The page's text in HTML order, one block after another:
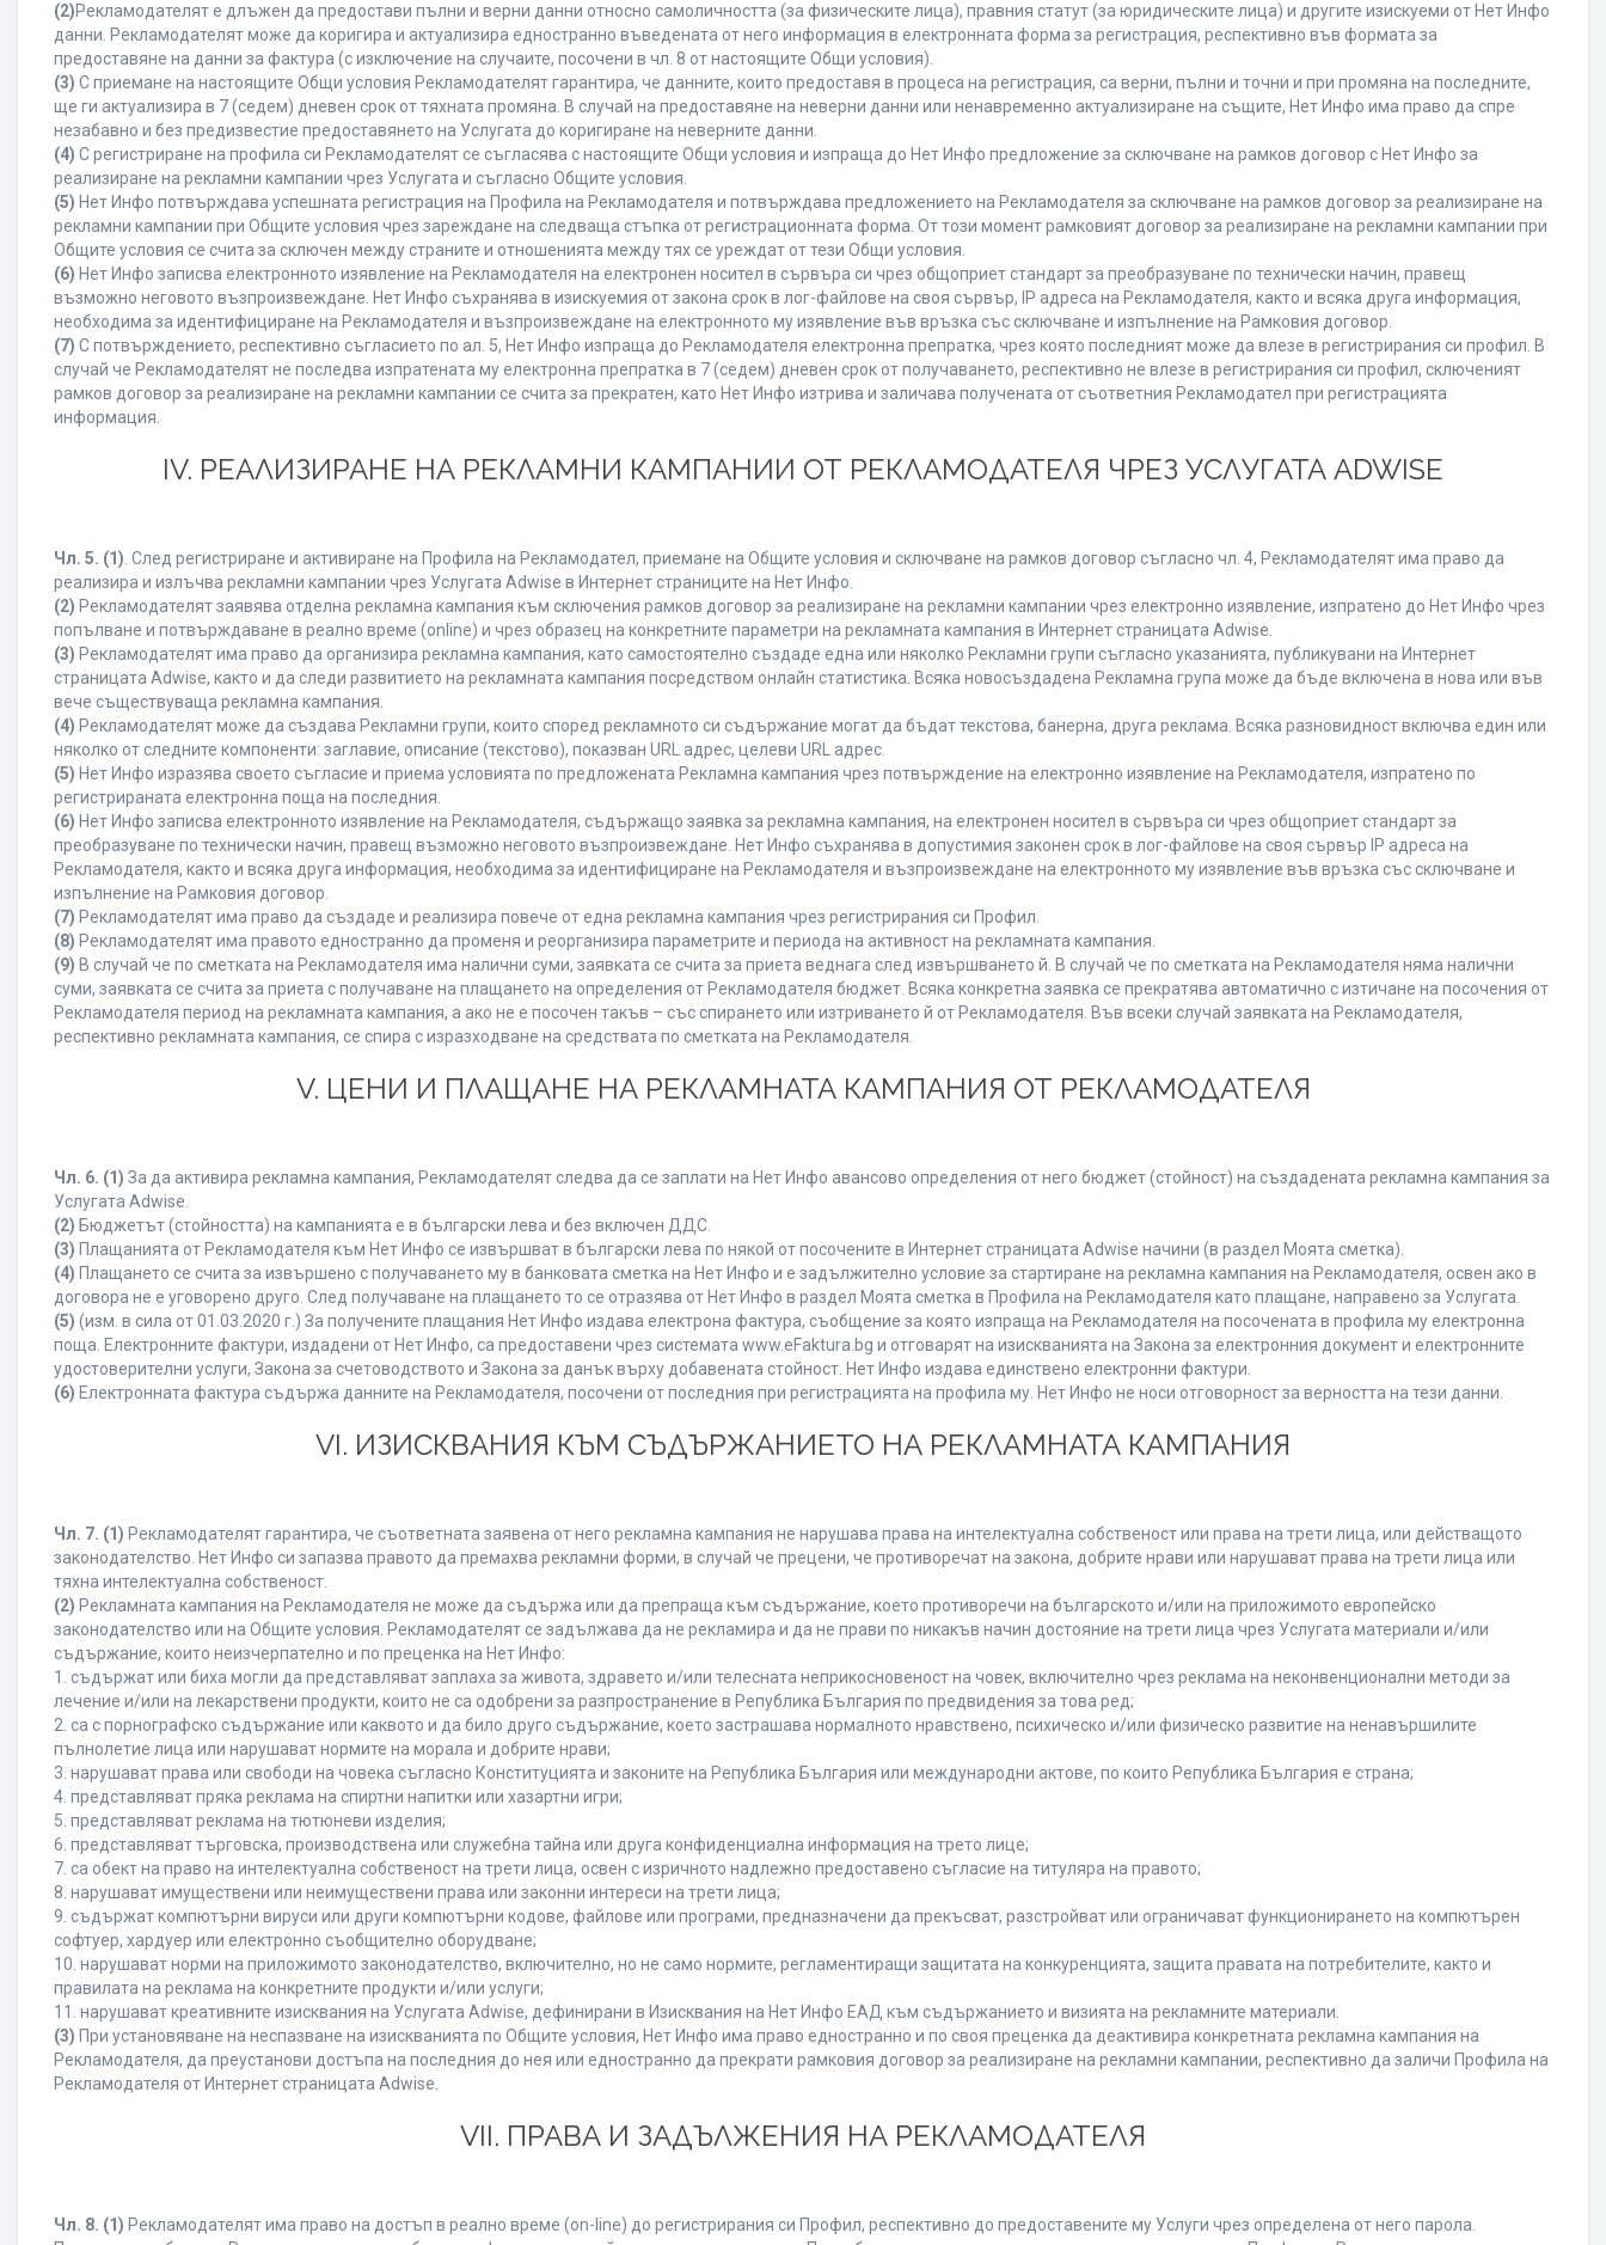
(2)Рекламодателят е длъжен да предостави пълни и верни данни относно самоличността (за физическите лица), правния статут (за юридическите лица) и другите изискуеми от Нет Инфо
данни. Рекламодателят може да коригира и актуализира едностранно въведената от него информация в електронната форма за регистрация, респективно във формата за
предоставяне на данни за фактура (с изключение на случаите, посочени в чл. 8 от настоящите Общи условия).
(3) С приемане на настоящите Общи условия Рекламодателят гарантира, че данните, които предоставя в процеса на регистрация, са верни, пълни и точни и при промяна на последните,
ще ги актуализира в 7 (седем) дневен срок от тяхната промяна. В случай на предоставяне на неверни данни или ненавременно актуализиране на същите, Нет Инфо има право да спре
незабавно и без предизвестие предоставянето на Услугата до коригиране на неверните данни.
(4) С регистриране на профила си Рекламодателят се съгласява с настоящите Общи условия и изпраща до Нет Инфо предложение за сключване на рамков договор с Нет Инфо за
реализиране на рекламни кампании чрез Услугата и съгласно Общите условия.
(5) Нет Инфо потвърждава успешната регистрация на Профила на Рекламодателя и потвърждава предложението на Рекламодателя за сключване на рамков договор за реализиране на
рекламни кампании при Общите условия чрез зареждане на следваща стъпка от регистрационната форма. От този момент рамковият договор за реализиране на рекламни кампании при
Общите условия се счита за сключен между страните и отношенията между тях се уреждат от тези Общи условия.
(6) Нет Инфо записва електронното изявление на Рекламодателя на електронен носител в сървъра си чрез общоприет стандарт за преобразуване по технически начин, правещ
възможно неговото възпроизвеждане. Нет Инфо съхранява в изискуемия от закона срок в лог-файлове на своя сървър, IP адреса на Рекламодателя, както и всяка друга информация,
необходима за идентифициране на Рекламодателя и възпроизвеждане на електронното му изявление във връзка със сключване и изпълнение на Рамковия договор.
(7) С потвърждението, респективно съгласието по ал. 5, Нет Инфо изпраща до Рекламодателя електронна препратка, чрез която последният може да влезе в регистрирания си профил. В
случай че Рекламодателят не последва изпратената му електронна препратка в 7 (седем) дневен срок от получаването, респективно не влезе в регистрирания си профил, сключеният
рамков договор за реализиране на рекламни кампании се счита за прекратен, като Нет Инфо изтрива и заличава получената от съответния Рекламодател при регистрацията
информация.
IV. РЕАЛИЗИРАНЕ НА РЕКЛАМНИ КАМПАНИИ ОТ РЕКЛАМОДАТЕЛЯ ЧРЕЗ УСЛУГАТА ADWISE
Чл. 5. (1) . След регистриране и активиране на Профила на Рекламодател, приемане на Общите условия и сключване на рамков договор съгласно чл. 4, Рекламодателят има право да
реализира и излъчва рекламни кампании чрез Услугата Adwise в Интернет страниците на Нет Инфо.
(2) Рекламодателят заявява отделна рекламна кампания към сключения рамков договор за реализиране на рекламни кампании чрез електронно изявление, изпратено до Нет Инфо чрез
попълване и потвърждаване в реално време (online) и чрез образец на конкретните параметри на рекламната кампания в Интернет страницата Adwise.
(3) Рекламодателят има право да организира рекламна кампания, като самостоятелно създаде една или няколко Рекламни групи съгласно указанията, публикувани на Интернет
страницата Adwise, както и да следи развитието на рекламната кампания посредством онлайн статистика. Всяка новосъздадена Рекламна група може да бъде включена в нова или във
вече съществуваща рекламна кампания.
(4) Рекламодателят може да създава Рекламни групи, които според рекламното си съдържание могат да бъдат текстова, банерна, друга реклама. Всяка разновидност включва един или
няколко от следните компоненти: заглавие, описание (текстово), показван URL адрес, целеви URL адрес.
(5) Нет Инфо изразява своето съгласие и приема условията по предложената Рекламна кампания чрез потвърждение на електронно изявление на Рекламодателя, изпратено по
регистрираната електронна поща на последния.
(6) Нет Инфо записва електронното изявление на Рекламодателя, съдържащо заявка за рекламна кампания, на електронен носител в сървъра си чрез общоприет стандарт за
преобразуване по технически начин, правещ възможно неговото възпроизвеждане. Нет Инфо съхранява в допустимия законен срок в лог-файлове на своя сървър IP адреса на
Рекламодателя, както и всяка друга информация, необходима за идентифициране на Рекламодателя и възпроизвеждане на електронното му изявление във връзка със сключване и
изпълнение на Рамковия договор.
(7) Рекламодателят има право да създаде и реализира повече от една рекламна кампания чрез регистрирания си Профил.
(8) Рекламодателят има правото едностранно да променя и реорганизира параметрите и периода на активност на рекламната кампания.
(9) В случай че по сметката на Рекламодателя има налични суми, заявката се счита за приета веднага след извършването й. В случай че по сметката на Рекламодателя няма налични
суми, заявката се счита за приета с получаване на плащането на определения от Рекламодателя бюджет. Всяка конкретна заявка се прекратява автоматично с изтичане на посочения от
Рекламодателя период на рекламната кампания, а ако не е посочен такъв – със спирането или изтриването й от Рекламодателя. Във всеки случай заявката на Рекламодателя,
респективно рекламната кампания, се спира с изразходване на средствата по сметката на Рекламодателя.
V. ЦЕНИ И ПЛАЩАНЕ НА РЕКЛАМНАТА КАМПАНИЯ ОТ РЕКЛАМОДАТЕЛЯ
Чл. 6. (1) За да активира рекламна кампания, Рекламодателят следва да се заплати на Нет Инфо авансово определения от него бюджет (стойност) на създадената рекламна кампания за
Услугата Adwise.
(2) Бюджетът (стойността) на кампанията е в български лева и без включен ДДС.
(3) Плащанията от Рекламодателя към Нет Инфо се извършват в български лева по някой от посочените в Интернет страницата Adwise начини (в раздел Моята сметка).
(4) Плащането се счита за извършено с получаването му в банковата сметка на Нет Инфо и е задължително условие за стартиране на рекламна кампания на Рекламодателя, освен ако в
договора не е уговорено друго. След получаване на плащането то се отразява от Нет Инфо в раздел Моята сметка в Профила на Рекламодателя като плащане, направено за Услугата.
(5) (изм. в сила от 01.03.2020 г.) За получените плащания Нет Инфо издава електрона фактура, съобщение за която изпраща на Рекламодателя на посочената в профила му електронна
поща. Електронните фактури, издадени от Нет Инфо, са предоставени чрез системата www.eFaktura.bg и отговарят на изискванията на Закона за електронния документ и електронните
удостоверителни услуги, Закона за счетоводството и Закона за данък върху добавената стойност. Нет Инфо издава единствено електронни фактури.
(6) Електронната фактура съдържа данните на Рекламодателя, посочени от последния при регистрацията на профила му. Нет Инфо не носи отговорност за верността на тези данни.
VI. ИЗИСКВАНИЯ КЪМ СЪДЪРЖАНИЕТО НА РЕКЛАМНАТА КАМПАНИЯ
Чл. 7. (1) Рекламодателят гарантира, че съответната заявена от него рекламна кампания не нарушава права на интелектуална собственост или права на трети лица, или действащото
законодателство. Нет Инфо си запазва правото да премахва рекламни форми, в случай че прецени, че противоречат на закона, добрите нрави или нарушават права на трети лица или
тяхна интелектуална собственост.
(2) Рекламната кампания на Рекламодателя не може да съдържа или да препраща към съдържание, което противоречи на българското и/или на приложимото европейско
законодателство или на Общите условия. Рекламодателят се задължава да не рекламира и да не прави по никакъв начин достояние на трети лица чрез Услугата материали и/или
съдържание, които неизчерпателно и по преценка на Нет Инфо:
1. съдържат или биха могли да представляват заплаха за живота, здравето и/или телесната неприкосновеност на човек, включително чрез реклама на неконвенционални методи за
лечение и/или на лекарствени продукти, които не са одобрени за разпространение в Република България по предвидения за това ред;
2. са с порнографско съдържание или каквото и да било друго съдържание, което застрашава нормалното нравствено, психическо и/или физическо развитие на ненавършилите
пълнолетие лица или нарушават нормите на морала и добрите нрави;
3. нарушават права или свободи на човека съгласно Конституцията и законите на Република България или международни актове, по които Република България е страна;
4. представляват пряка реклама на спиртни напитки или хазартни игри;
5. представляват реклама на тютюневи изделия;
6. представляват търговска, производствена или служебна тайна или друга конфиденциална информация на трето лице;
7. са обект на право на интелектуална собственост на трети лица, освен с изричното надлежно предоставено съгласие на титуляра на правото;
8. нарушават имуществени или неимуществени права или законни интереси на трети лица;
9. съдържат компютърни вируси или други компютърни кодове, файлове или програми, предназначени да прекъсват, разстройват или ограничават функционирането на компютърен
софтуер, хардуер или електронно съобщително оборудване;
10. нарушават норми на приложимото законодателство, включително, но не само нормите, регламентиращи защитата на конкуренцията, защита правата на потребителите, както и
правилата на реклама на конкретните продукти и/или услуги;
11. нарушават креативните изисквания на Услугата Adwise, дефинирани в Изисквания на Нет Инфо ЕАД към съдържанието и визията на рекламните материали.
(3) При установяване на неспазване на изискванията по Общите условия, Нет Инфо има право едностранно и по своя преценка да деактивира конкретната рекламна кампания на
Рекламодателя, да преустанови достъпа на последния до нея или едностранно да прекрати рамковия договор за реализиране на рекламни кампании, респективно да заличи Профила на
Рекламодателя от Интернет страницата Adwise.
VII. ПРАВА И ЗАДЪЛЖЕНИЯ НА РЕКЛАМОДАТЕЛЯ
Чл. 8. (1) Рекламодателят има право на достъп в реално време (on-line) до регистрирания си Профил, респективно до предоставените му Услуги чрез определена от него парола.